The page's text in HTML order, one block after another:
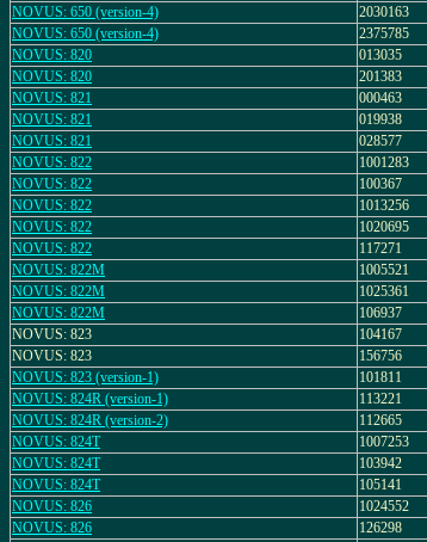
NOVUS: 650 (version-4)
2030163
NOVUS: 650 (version-4)
2375785
NOVUS: 820
013035
NOVUS: 820
201383
NOVUS: 821
000463
NOVUS: 821
019938
NOVUS: 821
028577
NOVUS: 822
1001283
NOVUS: 822
100367
NOVUS: 822
1013256
NOVUS: 822
1020695
NOVUS: 822
117271
NOVUS: 822M
1005521
NOVUS: 822M
1025361
NOVUS: 822M
106937
NOVUS: 823
104167
NOVUS: 823
156756
NOVUS: 823 (version-1)
101811
NOVUS: 824R (version-1)
113221
NOVUS: 824R (version-2)
112665
NOVUS: 824T
1007253
NOVUS: 824T
103942
NOVUS: 824T
105141
NOVUS: 826
1024552
NOVUS: 826
126298